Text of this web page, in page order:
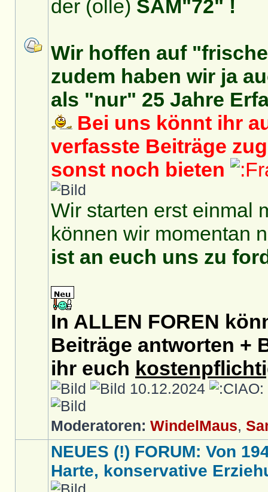
der (olle) SAM"72" !
Wir hoffen auf
zudem haben wir ja
als "nur" 25 Jahre
Bei uns könnt ihr
verfasste Beiträge
sonst noch bieten
Wir starten erst einmal
können wir momentan
ist an euch uns zu
In ALLEN FOREN
Beiträge antworten +
ihr euch
10.12.2024
Moderatoren: WindelMaus,
NEUES (!) FORUM: Von
Harte, konservative